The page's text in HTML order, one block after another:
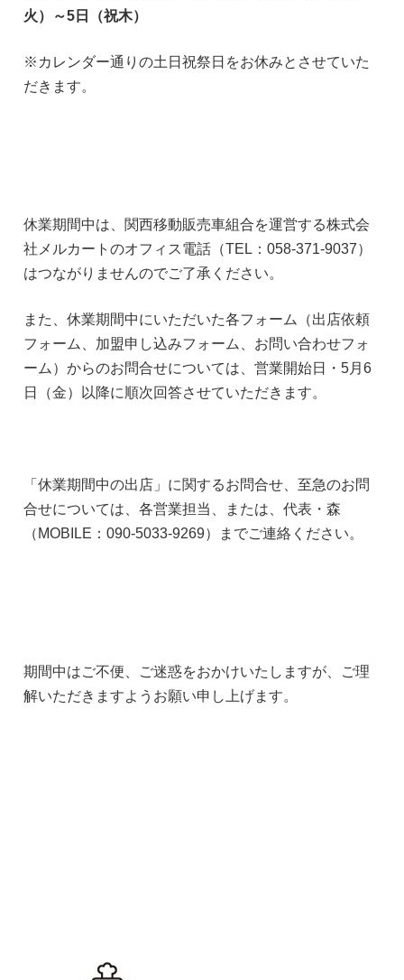
火）～5日（祝木）
※カレンダー通りの土日祝祭日をお休みとさせていた
だきます。
休業期間中は、関西移動販売車組合を運営する株式会
社メルカートのオフィス電話（TEL：058-371-9037）
はつながりませんのでご了承ください。
また、休業期間中にいただいた各フォーム（出店依頼
フォーム、加盟申し込みフォーム、お問い合わせフォ
ーム）からのお問合せについては、営業開始日・5月6
日（金）以降に順次回答させていただきます。
「休業期間中の出店」に関するお問合せ、至急のお問
合せについては、各営業担当、または、代表・森
（MOBILE：090-5033-9269）までご連絡ください。
期間中はご不便、ご迷惑をおかけいたしますが、ご理
解いただきますようお願い申し上げます。